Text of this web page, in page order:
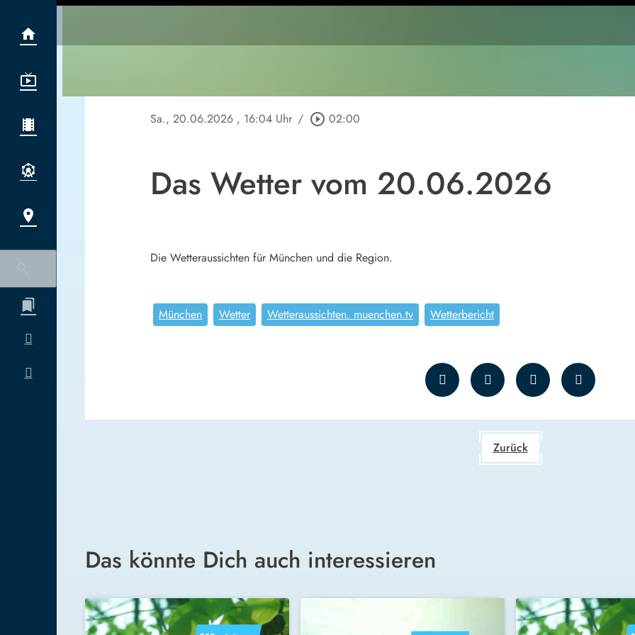
Sa., 20.06.2026 , 16:04 Uhr / play_circle_outline 02:00
Das Wetter vom 20.06.2026
Die Wetteraussichten für München und die Region.
München Wetter Wetteraussichten. muenchen.tv Wetterbericht
Zurück
Das könnte Dich auch interessieren